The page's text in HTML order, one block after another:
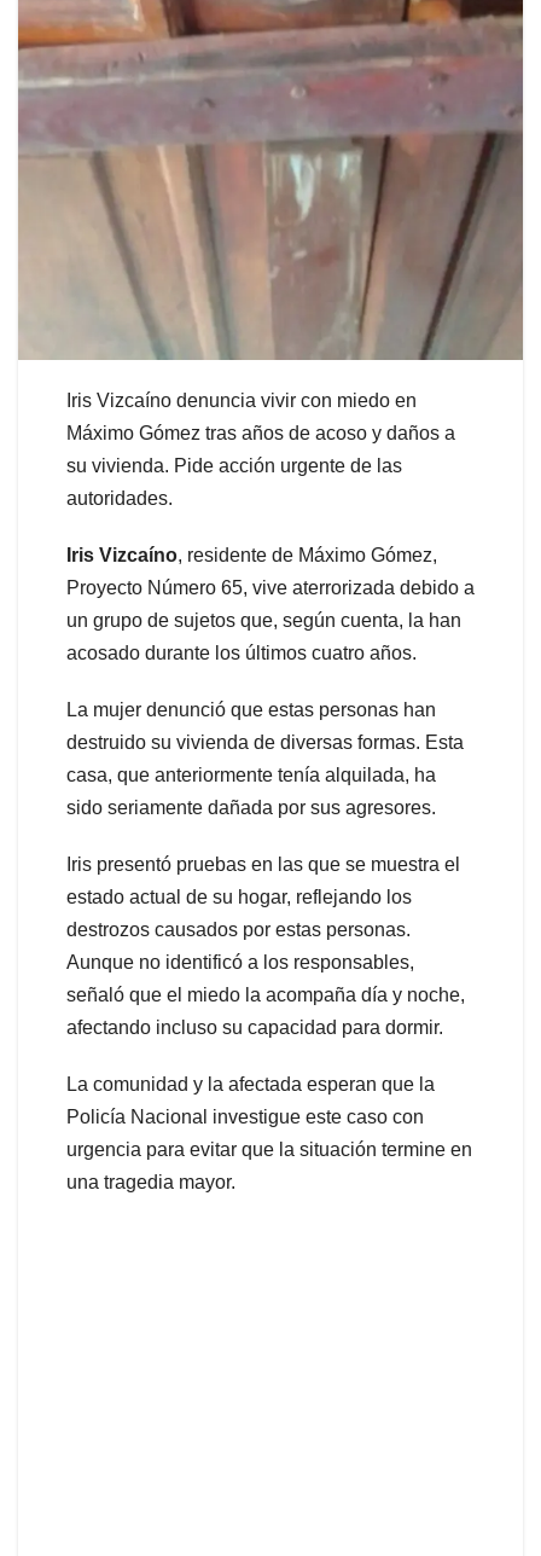
Iris Vizcaíno denuncia vivir con miedo en
Máximo Gómez tras años de acoso y daños a
su vivienda. Pide acción urgente de las
autoridades.
Iris Vizcaíno, residente de Máximo Gómez,
Proyecto Número 65, vive aterrorizada debido a
un grupo de sujetos que, según cuenta, la han
acosado durante los últimos cuatro años.
La mujer denunció que estas personas han
destruido su vivienda de diversas formas. Esta
casa, que anteriormente tenía alquilada, ha
sido seriamente dañada por sus agresores.
Iris presentó pruebas en las que se muestra el
estado actual de su hogar, reflejando los
destrozos causados por estas personas.
Aunque no identificó a los responsables,
señaló que el miedo la acompaña día y noche,
afectando incluso su capacidad para dormir.
La comunidad y la afectada esperan que la
Policía Nacional investigue este caso con
urgencia para evitar que la situación termine en
una tragedia mayor.